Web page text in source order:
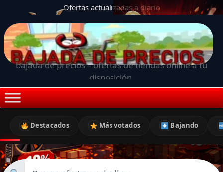
Ofertas actualizadas a diario
bajada de precios – ofertas de tiendas online a tu
disposición.
Destacados Más votados Bajando